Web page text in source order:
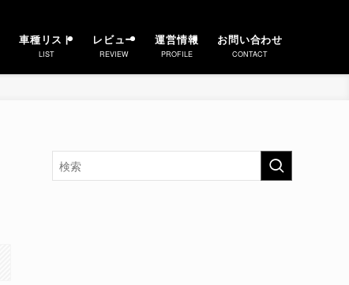
車種リスト
LIST
レビュー
REVIEW
運営情報
PROFILE
お問い合わせ
CONTACT